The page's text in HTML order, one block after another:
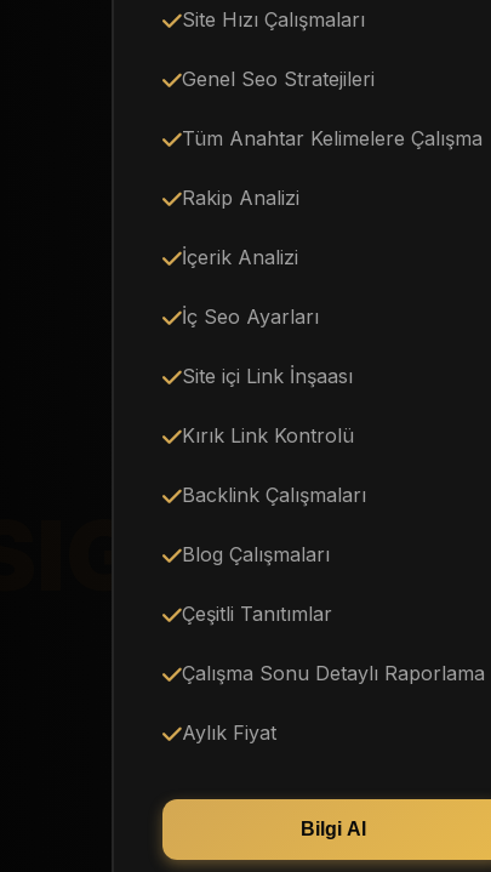
Site Hızı Çalışmaları
Genel Seo Stratejileri
Tüm Anahtar Kelimelere Çalışma
Rakip Analizi
İçerik Analizi
İç Seo Ayarları
Site içi Link İnşaası
Kırık Link Kontrolü
Backlink Çalışmaları
Blog Çalışmaları
Çeşitli Tanıtımlar
Çalışma Sonu Detaylı Raporlama
Aylık Fiyat
Bilgi Al